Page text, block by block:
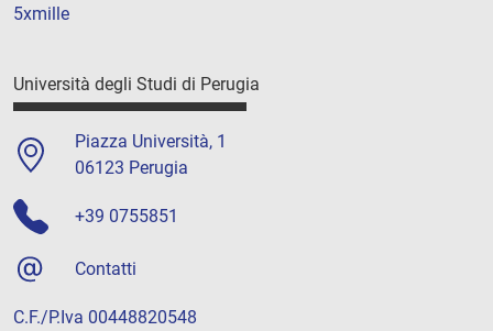
5xmille
Università degli Studi di Perugia
Piazza Università, 1
06123 Perugia
+39 0755851
Contatti
C.F./P.Iva 00448820548